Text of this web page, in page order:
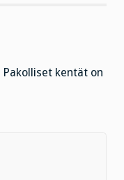
Pakolliset kentät on